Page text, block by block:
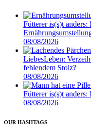
Fütterer is(s)t
08/08/2026
LiebesLeben:
fehlendem Stolz?
08/08/2026
Fütterer is(s)t
08/08/2026
OUR HASHTAGS